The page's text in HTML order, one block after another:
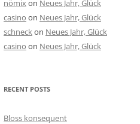
nömixon Neues Jahr, Glück
casino on Neues Jahr, Glück
schneckon Neues Jahr, Glück
casino on Neues Jahr, Glück
RECENT POSTS
Bloss konsequent